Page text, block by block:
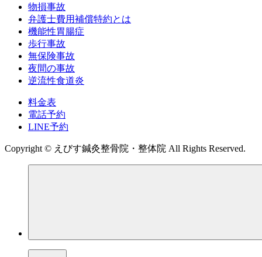
物損事故
弁護士費用補償特約とは
機能性胃腸症
歩行事故
無保険事故
夜間の事故
逆流性食道炎
料金表
電話予約
LINE予約
Copyright © えびす鍼灸整骨院・整体院 All Rights Reserved.